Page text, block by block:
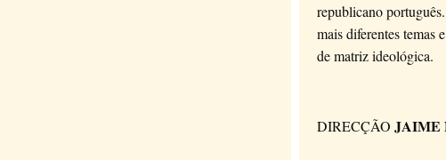
republicano
mais diferentes temas
de matriz ideológica.
DIRECÇÃOJAIME